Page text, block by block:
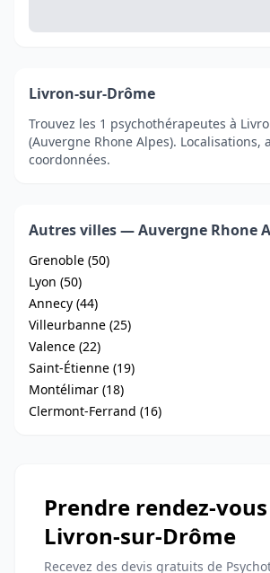
Livron-sur-Drôme
Trouvez les 1 psychothérapeutes à
(Auvergne Rhone Alpes). Localisations,
coordonnées.
Autres villes — Auvergne Rhone
Grenoble (50)
Lyon (50)
Annecy (44)
Villeurbanne (25)
Valence (22)
Saint-Étienne (19)
Montélimar (18)
Clermont-Ferrand (16)
Prendre rendez-
Livron-sur-Drôme
Recevez des devis gratuits de